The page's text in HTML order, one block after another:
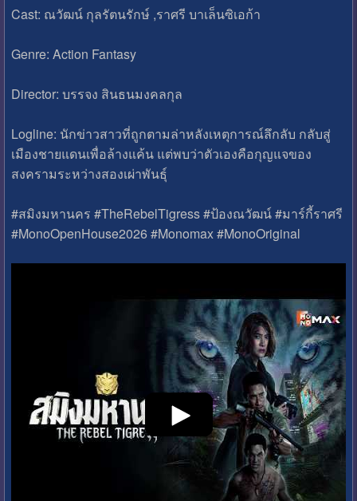
Cast: ณวัฒน์ กุลรัตนรักษ์ ,ราศรี บาเล็นซิเอก้า
Genre: Action Fantasy
Director: บรรจง สินธนมงคลกุล
Logline: นักข่าวสาวที่ถูกตามล่าหลังเหตุการณ์ลึกลับ กลับสู่
เมืองชายแดนเพื่อล้างแค้น แต่พบว่าตัวเองคือกุญแจของ
สงครามระหว่างสองเผ่าพันธุ์
#สมิงมหานคร #TheRebelTigress #ป้องณวัฒน์ #มาร์กี้ราศรี
#MonoOpenHouse2026 #Monomax #MonoOriginal